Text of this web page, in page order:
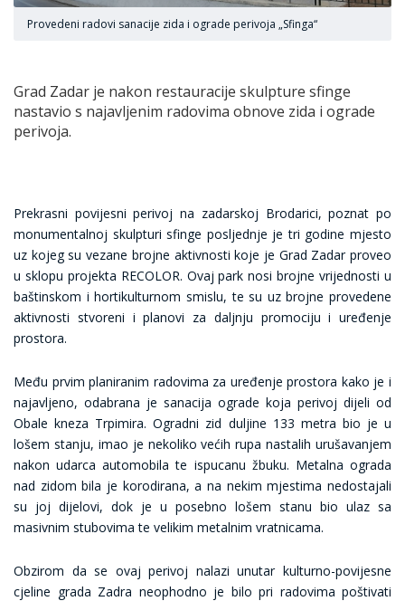
Provedeni radovi sanacije zida i ograde perivoja „Sfinga“
Grad Zadar je nakon restauracije skulpture sfinge
nastavio s najavljenim radovima obnove zida i ograde
perivoja.
Prekrasni povijesni perivoj na zadarskoj Brodarici, poznat po
monumentalnoj skulpturi sfinge posljednje je tri godine mjesto
uz kojeg su vezane brojne aktivnosti koje je Grad Zadar proveo
u sklopu projekta RECOLOR. Ovaj park nosi brojne vrijednosti u
baštinskom i hortikulturnom smislu, te su uz brojne provedene
aktivnosti stvoreni i planovi za daljnju promociju i uređenje
prostora.
Među prvim planiranim radovima za uređenje prostora kako je i
najavljeno, odabrana je sanacija ograde koja perivoj dijeli od
Obale kneza Trpimira. Ogradni zid duljine 133 metra bio je u
lošem stanju, imao je nekoliko većih rupa nastalih urušavanjem
nakon udarca automobila te ispucanu žbuku. Metalna ograda
nad zidom bila je korodirana, a na nekim mjestima nedostajali
su joj dijelovi, dok je u posebno lošem stanu bio ulaz sa
masivnim stubovima te velikim metalnim vratnicama.
Obzirom da se ovaj perivoj nalazi unutar kulturno-povijesne
cjeline grada Zadra neophodno je bilo pri radovima poštivati